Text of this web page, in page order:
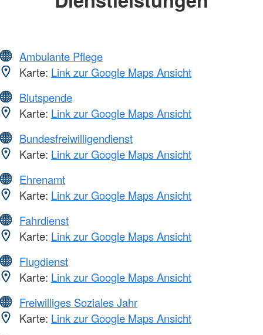
Ambulante Pflege
Karte: Link zur Google Maps Ansicht
Blutspende
Karte: Link zur Google Maps Ansicht
Bundesfreiwilligendienst
Karte: Link zur Google Maps Ansicht
Ehrenamt
Karte: Link zur Google Maps Ansicht
Fahrdienst
Karte: Link zur Google Maps Ansicht
Flugdienst
Karte: Link zur Google Maps Ansicht
Freiwilliges Soziales Jahr
Karte: Link zur Google Maps Ansicht